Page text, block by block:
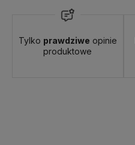
Tylko prawdziwe opinie
produktowe